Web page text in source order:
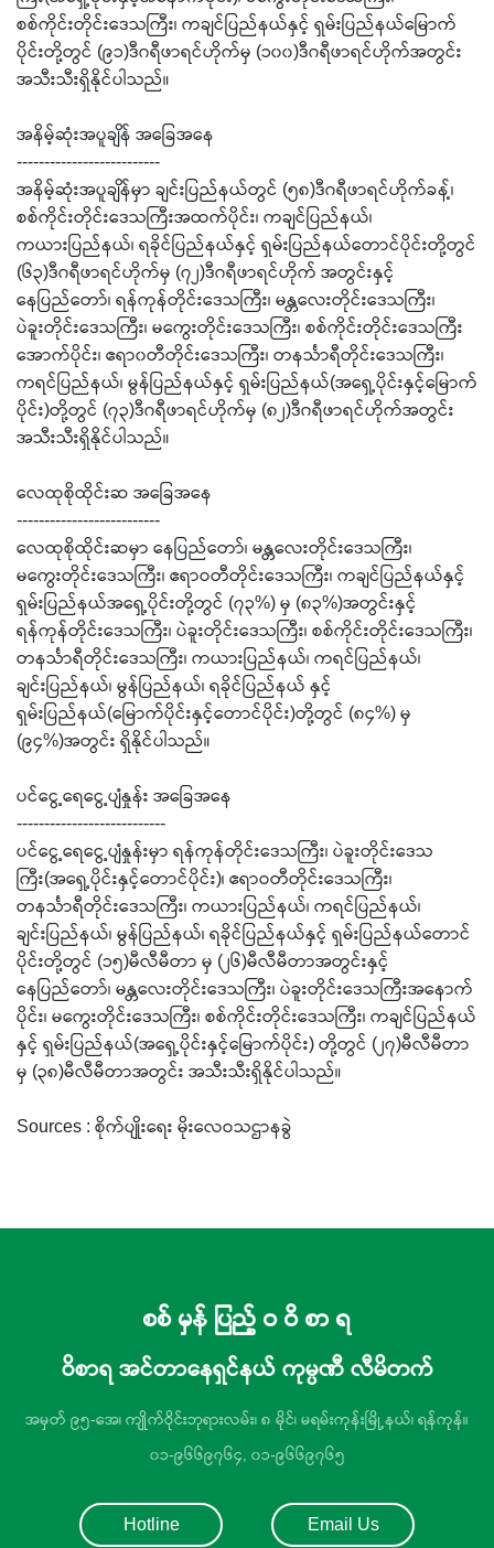
စစ်ကိုင်းတိုင်းဒေသကြီး၊ ကချင်ပြည်နယ်နှင့် ရှမ်းပြည်နယ်မြောက်
ပိုင်းတို့တွင် (၉၁)ဒီဂရီဖာရင်ဟိုက်မှ (၁၀၀)ဒီဂရီဖာရင်ဟိုက်အတွင်း
အသီးသီးရှိနိုင်ပါသည်။
အနိမ့်ဆုံးအပူချိန် အခြေအနေ
--------------------------
အနိမ့်ဆုံးအပူချိန်မှာ ချင်းပြည်နယ်တွင် (၅၈)ဒီဂရီဖာရင်ဟိုက်ခန့်၊
စစ်ကိုင်းတိုင်းဒေသကြီးအထက်ပိုင်း၊ ကချင်ပြည်နယ်၊
ကယားပြည်နယ်၊ ရခိုင်ပြည်နယ်နှင့် ရှမ်းပြည်နယ်တောင်ပိုင်းတို့တွင်
(၆၃)ဒီဂရီဖာရင်ဟိုက်မှ (၇၂)ဒီဂရီဖာရင်ဟိုက် အတွင်းနှင့်
နေပြည်တော်၊ ရန်ကုန်တိုင်းဒေသကြီး၊ မန္တလေးတိုင်းဒေသကြီး၊
ပဲခူးတိုင်းဒေသကြီး၊ မကွေးတိုင်းဒေသကြီး၊ စစ်ကိုင်းတိုင်းဒေသကြီး
အောက်ပိုင်း၊ ဧရာ၀တီတိုင်းဒေသကြီး၊ တနင်္သာရီတိုင်းဒေသကြီး၊
ကရင်ပြည်နယ်၊ မွန်ပြည်နယ်နှင့် ရှမ်းပြည်နယ်(အရှေ့ပိုင်းနှင့်မြောက်
ပိုင်း)တို့တွင် (၇၃)ဒီဂရီဖာရင်ဟိုက်မှ (၈၂)ဒီဂရီဖာရင်ဟိုက်အတွင်း
အသီးသီးရှိနိုင်ပါသည်။
လေထုစိုထိုင်းဆ အခြေအနေ
--------------------------
လေထုစိုထိုင်းဆမှာ နေပြည်တော်၊ မန္တလေးတိုင်းဒေသကြီး၊
မကွေးတိုင်းဒေသကြီး၊ ဧရာဝတီတိုင်းဒေသကြီး၊ ကချင်ပြည်နယ်နှင့်
ရှမ်းပြည်နယ်အရှေ့ပိုင်းတို့တွင် (၇၃%) မှ (၈၃%)အတွင်းနှင့်
ရန်ကုန်တိုင်းဒေသကြီး၊ ပဲခူးတိုင်းဒေသကြီး၊ စစ်ကိုင်းတိုင်းဒေသကြီး၊
တနင်္သာရီတိုင်းဒေသကြီး၊ ကယားပြည်နယ်၊ ကရင်ပြည်နယ်၊
ချင်းပြည်နယ်၊ မွန်ပြည်နယ်၊ ရခိုင်ပြည်နယ် နှင့်
ရှမ်းပြည်နယ်(မြောက်ပိုင်းနှင့်တောင်ပိုင်း)တို့တွင် (၈၄%) မှ
(၉၄%)အတွင်း ရှိနိုင်ပါသည်။
ပင်ငွေ့ရေငွေ့ပျံနှုန်း အခြေအနေ
---------------------------
ပင်ငွေ့ရေငွေ့ပျံနှုန်းမှာ ရန်ကုန်တိုင်းဒေသကြီး၊ ပဲခူးတိုင်းဒေသ
ကြီး(အရှေ့ပိုင်းနှင့်တောင်ပိုင်း)၊ ဧရာဝတီတိုင်းဒေသကြီး၊
တနင်္သာရီတိုင်းဒေသကြီး၊ ကယားပြည်နယ်၊ ကရင်ပြည်နယ်၊
ချင်းပြည်နယ်၊ မွန်ပြည်နယ်၊ ရခိုင်ပြည်နယ်နှင့် ရှမ်းပြည်နယ်တောင်
ပိုင်းတို့တွင် (၁၅)မီလီမီတာ မှ (၂၆)မီလီမီတာအတွင်းနှင့်
နေပြည်တော်၊ မန္တလေးတိုင်းဒေသကြီး၊ ပဲခူးတိုင်းဒေသကြီးအနောက်
ပိုင်း၊ မကွေးတိုင်းဒေသကြီး၊ စစ်ကိုင်းတိုင်းဒေသကြီး၊ ကချင်ပြည်နယ်
နှင့် ရှမ်းပြည်နယ်(အရှေ့ပိုင်းနှင့်မြောက်ပိုင်း) တို့တွင် (၂၇)မီလီမီတာ
မှ (၃၈)မီလီမီတာအတွင်း အသီးသီးရှိနိုင်ပါသည်။
Sources : စိုက်ပျိုးရေး မိုးလေဝသဌာနခွဲ
စစ် မှန် ပြည့် ဝ ဝိ စာ ရ
ဝိစာရ အင်တာနေရှင်နယ် ကုမ္ပဏီ လီမိတက်
အမှတ် ၉၅-အေ၊ ကျိုက်ဝိုင်းဘုရားလမ်း၊ ၈ မိုင်၊ မရမ်းကုန်းမြို့နယ်၊ ရန်ကုန်။
၀၁-၉၆၆၉၇၆၄, ၀၁-၉၆၆၉၇၆၅
Hotline Email Us